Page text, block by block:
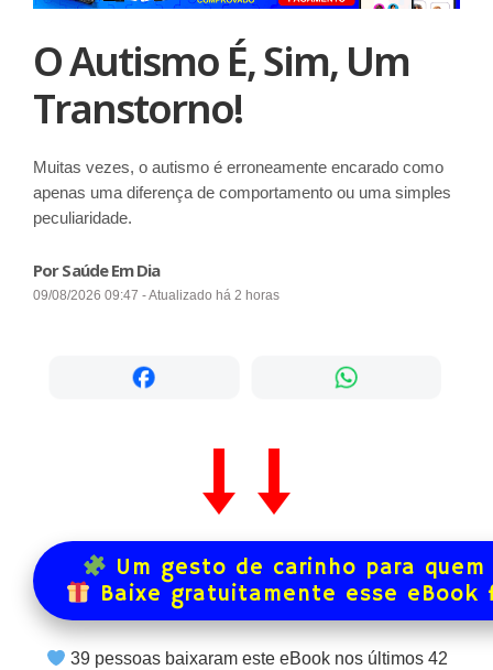
O Autismo É, Sim, Um
Transtorno!
Muitas vezes, o autismo é erroneamente encarado como
apenas uma diferença de comportamento ou uma simples
peculiaridade.
Por Saúde Em Dia
09/08/2026 09:47 - Atualizado há 2 horas
Um gesto de carinho para
Baixe gratuitamente esse
39pessoas baixaram este eBook nos últimos 42